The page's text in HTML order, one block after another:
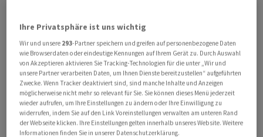
letzten Dienstag mitteilte. Dank einer überraschend
guten Entwicklung in allen Marktregionen erhöht das
Unternehmen die Prognosen für das laufende Jahr. Die
Experten der Research-Boutique Kepler Cheuvreux
stufen nun das Rating auf «Buy» von «Hold» hoch und
erhöhen das Kursziel auf 750 von 670 Franken. Das
entspricht einem Aufwärtspotenzial von knapp 15
Ihre Privatsphäre ist uns wichtig
Wir und unsere 293-Partner speichern und greifen auf personenbezogene Daten
wie Browserdaten oder eindeutige Kennungen auf Ihrem Gerät zu. Durch Auswahl
von Akzeptieren aktivieren Sie Tracking-Technologien für die unter „Wir und
unsere Partner verarbeiten Daten, um Ihnen Dienste bereitzustellen“ aufgeführten
Zwecke. Wenn Tracker deaktiviert sind, sind manche Inhalte und Anzeigen
möglicherweise nicht mehr so relevant für Sie. Sie können dieses Menü jederzeit
wieder aufrufen, um Ihre Einstellungen zu ändern oder Ihre Einwilligung zu
widerrufen, indem Sie auf den Link Voreinstellungen verwalten am unteren Rand
der Webseite klicken. Ihre Einstellungen gelten innerhalb unseres Website. Weitere
Informationen finden Sie in unserer Datenschutzerklärung.